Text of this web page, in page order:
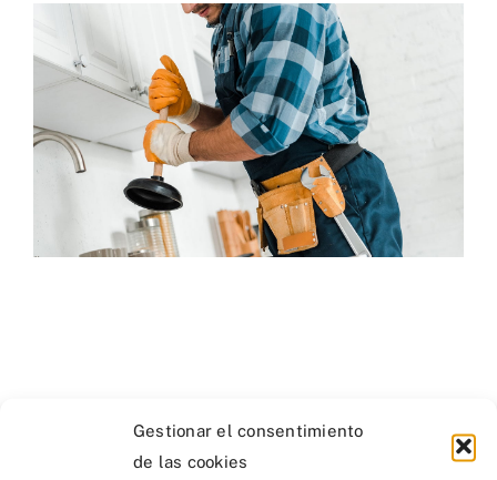
Gestionar el consentimiento
de las cookies